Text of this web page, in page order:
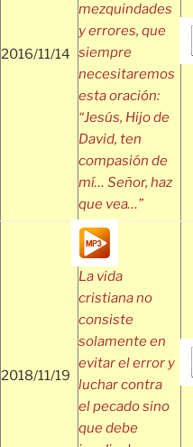
2016/11/14
mezquindades
y errores, que
siempre
necesitaremos
esta oración:
“Jesús, Hijo de
David, ten
compasión de
mí… Señor, haz
que vea…”
2018/11/19
La vida
cristiana no
consiste
solamente en
evitar el error y
luchar contra
el pecado sino
que debe